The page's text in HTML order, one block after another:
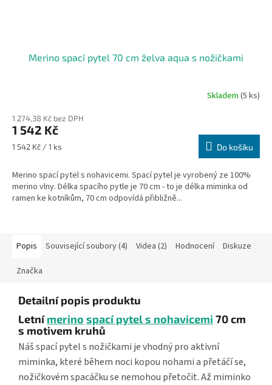
Merino spací pytel 70 cm želva aqua s nožičkami
Skladem (5 ks)
1 274,38 Kč bez DPH
1 542 Kč
Měrná
1 542 Kč / 1 ks Do košíku
Merino spací pytel s nohavicemi. Spací pytel je vyrobený ze 100%
merino vlny. Délka spacího pytle je 70 cm - to je délka miminka od
ramen ke kotníkům, 70 cm odpovídá přibližně...
Popis Související soubory (4) Videa (2) Hodnocení Diskuze
Značka
Detailní popis produktu
Letnímerino spací pytel s nohavicemi 70 cm
s motivem kruhů
Náš spací pytel s nožičkami je vhodný pro aktivní
miminka, které během noci kopou nohami a přetáčí se,
nožičkovém spacáčku se nemohou přetočit. Až miminko